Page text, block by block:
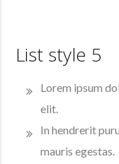
List style 5
Lorem ipsum
elit.
In hendrerit
mauris egestas.